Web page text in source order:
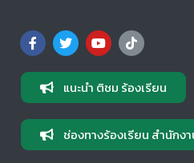
แนะนำ ติชม ร้องเรียน
ช่องทางร้องเรียน สำนักง